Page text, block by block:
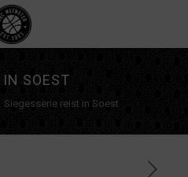
IN SOEST
Siegesserie reist in Soest